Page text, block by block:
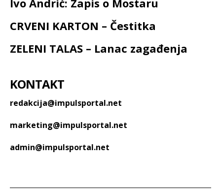
CRVENI KARTON – Čestitka
ZELENI TALAS – Lanac zagađenja
KONTAKT
redakcija@impulsportal.net
marketing@impulsportal.net
admin@impulsportal.net